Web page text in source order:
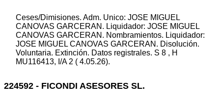
Ceses/Dimisiones. Adm. Unico: JOSE MIGUEL
CANOVAS GARCERAN. Liquidador: JOSE MIGUEL
CANOVAS GARCERAN. Nombramientos. Liquidador:
JOSE MIGUEL CANOVAS GARCERAN. Disolución.
Voluntaria. Extinción. Datos registrales. S 8 , H
MU116413, I/A 2 ( 4.05.26).
224592 - FICONDI ASESORES SL.